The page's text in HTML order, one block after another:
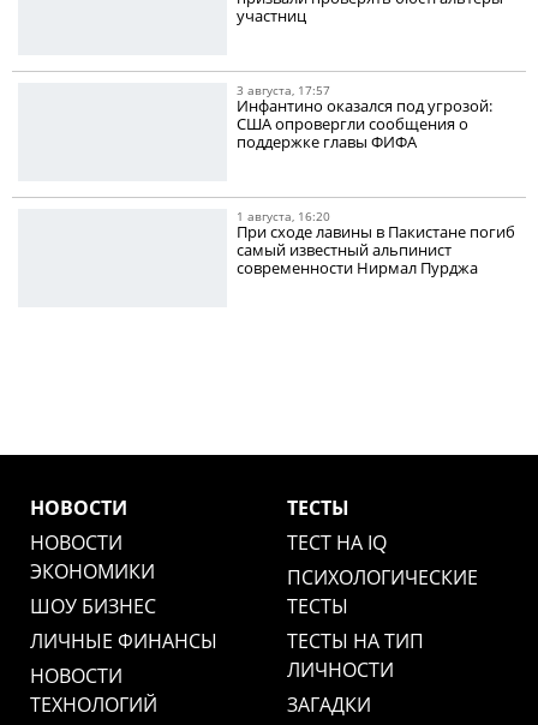
участниц
3 августа, 17:57
Инфантино оказался под угрозой:
США опровергли сообщения о
поддержке главы ФИФА
1 августа, 16:20
При сходе лавины в Пакистане погиб
самый известный альпинист
современности Нирмал Пурджа
НОВОСТИ
НОВОСТИ
ЭКОНОМИКИ
ШОУ БИЗНЕС
ЛИЧНЫЕ ФИНАНСЫ
НОВОСТИ
ТЕХНОЛОГИЙ
ТЕСТЫ
ТЕСТ НА IQ
ПСИХОЛОГИЧЕСКИЕ
ТЕСТЫ
ТЕСТЫ НА ТИП
ЛИЧНОСТИ
ЗАГАДКИ